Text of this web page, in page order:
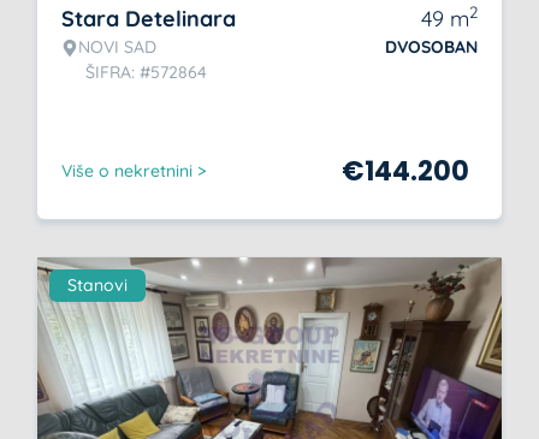
Stara Detelinara
NOVI SAD
ŠIFRA: #572864
49 m2
DVOSOBAN
Više o nekretnini > €144.200
Stanovi